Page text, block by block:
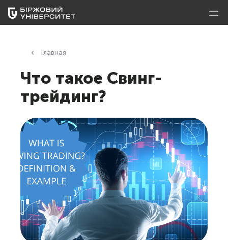
Главная
Что такое Свинг-
трейдинг?